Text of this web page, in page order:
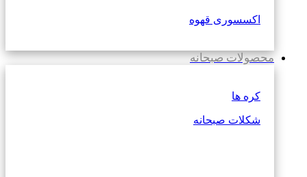
اکسسوری قهوه
محصولات صبحانه
کره ها
شکلات صبحانه